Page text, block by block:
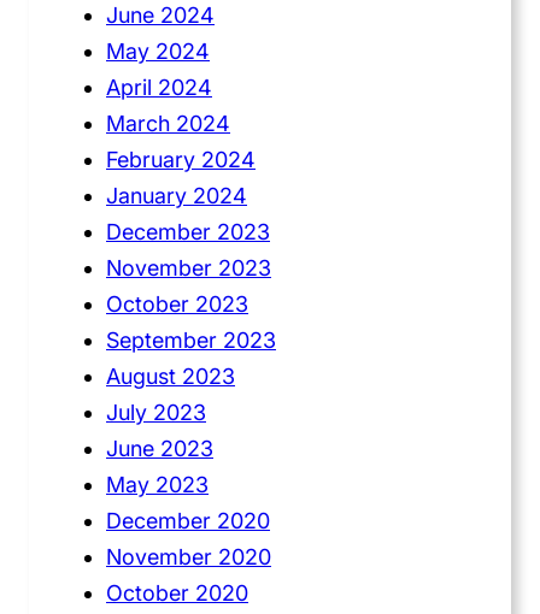
June 2024
May 2024
April 2024
March 2024
February 2024
January 2024
December 2023
November 2023
October 2023
September 2023
August 2023
July 2023
June 2023
May 2023
December 2020
November 2020
October 2020